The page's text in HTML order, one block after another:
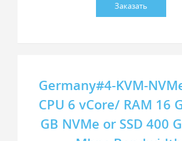
Заказать
Germany#4-KVM-
CPU 6 vCore/ RAM 16
GB NVMe or SSD 400